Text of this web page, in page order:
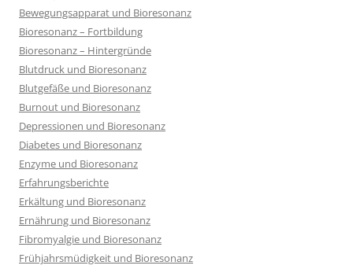
Bewegungsapparat und Bioresonanz
Bioresonanz – Fortbildung
Bioresonanz – Hintergründe
Blutdruck und Bioresonanz
Blutgefäße und Bioresonanz
Burnout und Bioresonanz
Depressionen und Bioresonanz
Diabetes und Bioresonanz
Enzyme und Bioresonanz
Erfahrungsberichte
Erkältung und Bioresonanz
Ernährung und Bioresonanz
Fibromyalgie und Bioresonanz
Frühjahrsmüdigkeit und Bioresonanz